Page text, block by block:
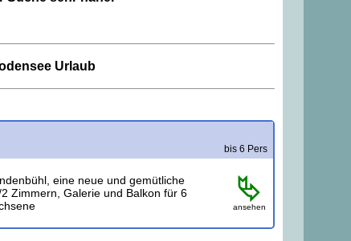
Urlaub
bis 6 Pers
eine neue und gemütliche
Zimmern, Galerie und Balkon für 6
ansehen